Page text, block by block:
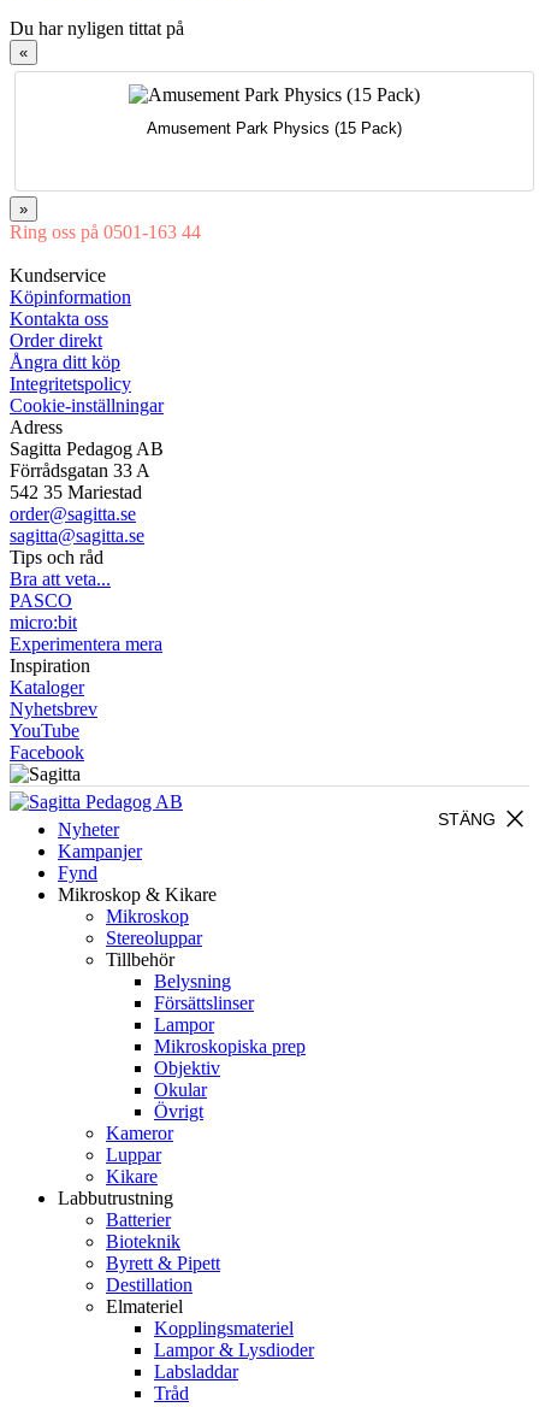
Du har nyligen tittat på
«
Amusement Park Physics (15 Pack)
»
Ring oss på 0501-163 44
Kundservice
Köpinformation
Kontakta oss
Order direkt
Ångra ditt köp
Integritetspolicy
Cookie-inställningar
Adress
Sagitta Pedagog AB
Förrådsgatan 33 A
542 35 Mariestad
order@sagitta.se
sagitta@sagitta.se
Tips och råd
Bra att veta...
PASCO
micro:bit
Experimentera mera
Inspiration
Kataloger
Nyhetsbrev
YouTube
Facebook
close
STÄNG
Nyheter
Kampanjer
Fynd
Mikroskop & Kikare
Mikroskop
Stereoluppar
Tillbehör
Belysning
Försättslinser
Lampor
Mikroskopiska prep
Objektiv
Okular
Övrigt
Kameror
Luppar
Kikare
Labbutrustning
Batterier
Bioteknik
Byrett & Pipett
Destillation
Elmateriel
Kopplingsmateriel
Lampor & Lysdioder
Labsladdar
Tråd